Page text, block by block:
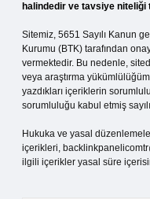
halindedir ve tavsiye niteliği
Sitemiz, 5651 Sayılı Kanun
Kurumu (BTK) tarafından
vermektedir. Bu nedenle,
veya araştırma
yazdıkları içeriklerin
sorumluluğu kabul etmiş
Hukuka ve yasal
içerikleri,
ilgili içerikler yasal süre